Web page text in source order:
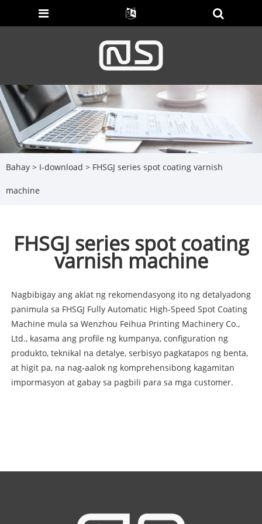
Bahay > I-download > FHSGJ series spot coating varnish
machine
FHSGJ series spot coating
varnish machine
Nagbibigay ang aklat ng rekomendasyong ito ng detalyadong
panimula sa FHSGJ Fully Automatic High-Speed ​​Spot Coating
Machine mula sa Wenzhou Feihua Printing Machinery Co.,
Ltd., kasama ang profile ng kumpanya, configuration ng
produkto, teknikal na detalye, serbisyo pagkatapos ng benta,
at higit pa, na nag-aalok ng komprehensibong kagamitan
impormasyon at gabay sa pagbili para sa mga customer.